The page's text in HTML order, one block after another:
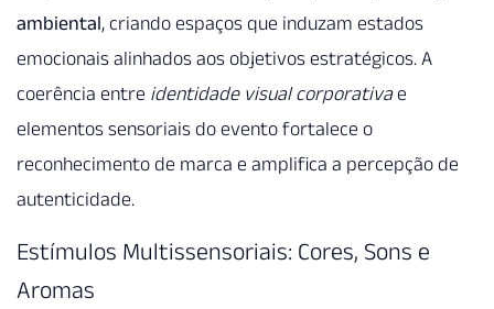
ambiental, criando espaços que induzam estados
emocionais alinhados aos objetivos estratégicos. A
coerência entre identidade visual corporativae
elementos sensoriais do evento fortalece o
reconhecimento de marca e amplifica a percepção de
autenticidade.
Estímulos Multissensoriais: Cores, Sons e
Aromas